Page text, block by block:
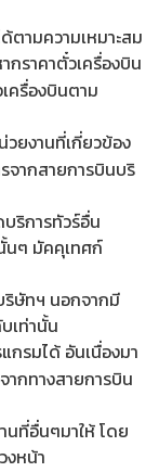
ตามความเหมาะสม
กราคาตั๋วเครื่องบิน
ครื่องบินตาม
ยงานที่เกี่ยวข้อง
จากสายการบินบริ
ริการทัวร์อื่น
นๆ มัคคุเทศก์
ษัทฯ นอกจากมี
เท่านั้น
กรมได้ อันเนื่องมา
ากทางสายการบิน
นที่อื่นๆมาให้ โดย
งหน้า